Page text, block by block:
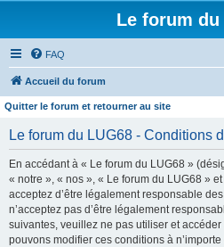
Le forum du
FAQ
Accueil du forum
Quitter le forum et retourner au site
Le forum du LUG68 - Conditions
En accédant à « Le forum du LUG68 »
« notre », « nos », « Le forum du LUG68 »
acceptez d’être légalement responsable
n’acceptez pas d’être légalement
suivantes, veuillez ne pas utiliser et
pouvons modifier ces conditions à